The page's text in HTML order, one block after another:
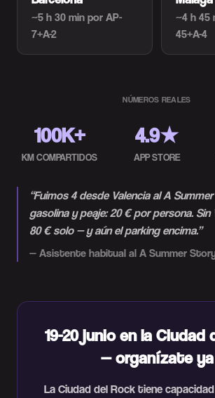
~5 h 30 min por AP-
7+A-2
~4 h 45
45+A-4
NÚMEROS REALES
100K+
KM COMPARTIDOS
4.9★
APP STORE
“Fuimos 4 desde Valencia al A
gasolina y peaje: 20 € por persona. Sin
80 € solo — y aún el parking encima.”
— Asistente habitual al A Summer
19-20 junio en la Ciudad
— organízate ya
La Ciudad del Rock tiene capacidad